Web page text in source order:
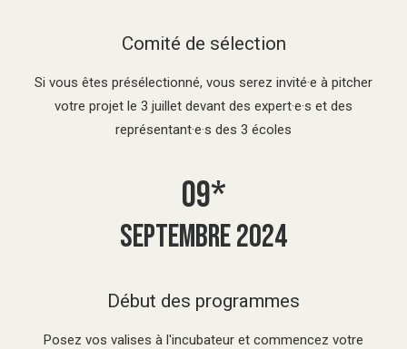
Comité de sélection
Si vous êtes présélectionné, vous serez invité·e à pitcher
votre projet le 3 juillet devant des expert·e·s et des
représentant·e·s des 3 écoles
09*
Septembre 2024
Début des programmes
Posez vos valises à l'incubateur et commencez votre